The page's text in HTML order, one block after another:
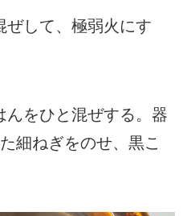
して、極弱火にす
をひと混ぜする。器
細ねぎをのせ、黒こ